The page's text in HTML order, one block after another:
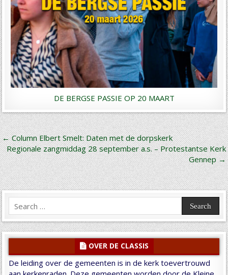
DE BERGSE PASSIE OP 20 MAART
Bericht
navigatie
← Column Elbert Smelt: Daten met de dorpskerk
Regionale zangmiddag 28 september a.s. – Protestantse Kerk
Gennep →
Search
for:
OVER DE CLASSIS
De leiding over de gemeenten is in de kerk toevertrouwd